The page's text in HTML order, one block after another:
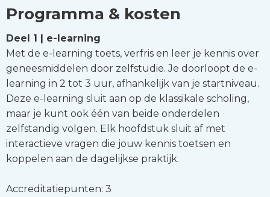
Programma & kosten
Deel 1 | e-learning
Met de e-learning toets, verfris en leer je kennis over
geneesmiddelen door zelfstudie. Je doorloopt de e-
learning in 2 tot 3 uur, afhankelijk van je startniveau.
Deze e-learning sluit aan op de klassikale scholing,
maar je kunt ook één van beide onderdelen
zelfstandig volgen. Elk hoofdstuk sluit af met
interactieve vragen die jouw kennis toetsen en
koppelen aan de dagelijkse praktijk.
Accreditatiepunten: 3